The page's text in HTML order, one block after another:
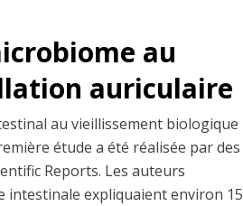
au
auriculaire
au vieillissement biologique
étude a été réalisée par des
Reports. Les auteurs
intestinale expliquaient environ 15